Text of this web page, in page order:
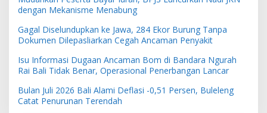
dengan Mekanisme Menabung
Gagal Diselundupkan ke Jawa, 284 Ekor Burung Tanpa
Dokumen Dilepasliarkan Cegah Ancaman Penyakit
Isu Informasi Dugaan Ancaman Bom di Bandara Ngurah
Rai Bali Tidak Benar, Operasional Penerbangan Lancar
Bulan Juli 2026 Bali Alami Deflasi -0,51 Persen, Buleleng
Catat Penurunan Terendah